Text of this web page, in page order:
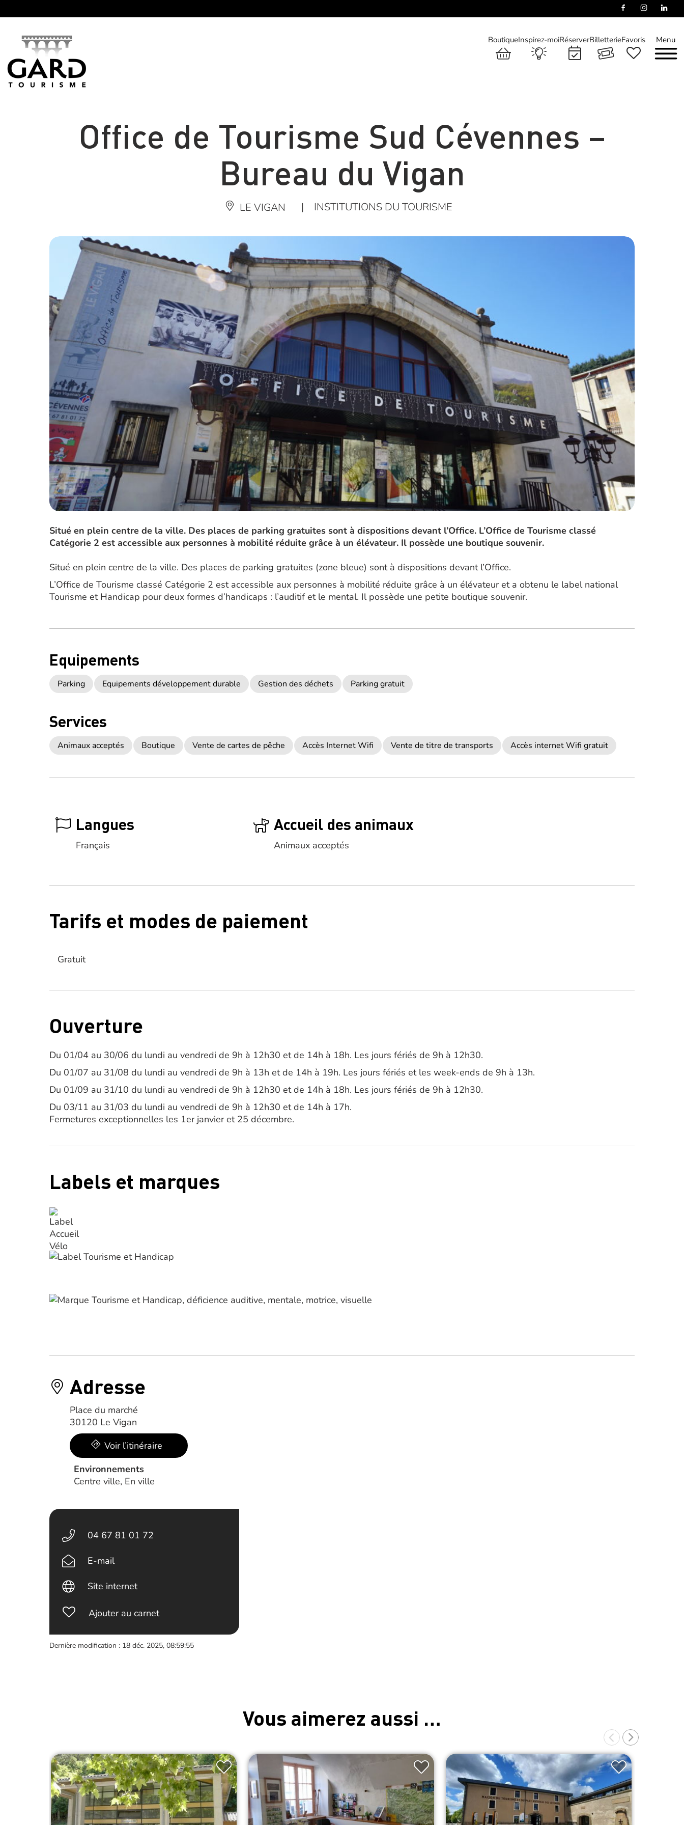
Menu
BoutiqueInspirez-moiRéserverBilletterieFavoris
Office de Tourisme Sud Cévennes –
Bureau du Vigan
LE VIGAN | INSTITUTIONS DU TOURISME
Situé en plein centre de la ville. Des places de parking gratuites sont à dispositions devant l’Office. L’Office de Tourisme classé
Catégorie 2 est accessible aux personnes à mobilité réduite grâce à un élévateur. Il possède une boutique souvenir.
Situé en plein centre de la ville. Des places de parking gratuites (zone bleue) sont à dispositions devant l’Office.
L’Office de Tourisme classé Catégorie 2 est accessible aux personnes à mobilité réduite grâce à un élévateur et a obtenu le label national
Tourisme et Handicap pour deux formes d’handicaps : l’auditif et le mental. Il possède une petite boutique souvenir.
Equipements
Parking Equipements développement durable Gestion des déchets Parking gratuit
Services
Animaux acceptés Boutique Vente de cartes de pêche Accès Internet Wifi Vente de titre de transports Accès internet Wifi gratuit
Langues
Français
Accueil des animaux
Animaux acceptés
Tarifs et modes de paiement
Gratuit
Ouverture
Du 01/04 au 30/06 du lundi au vendredi de 9h à 12h30 et de 14h à 18h. Les jours fériés de 9h à 12h30.
Du 01/07 au 31/08 du lundi au vendredi de 9h à 13h et de 14h à 19h. Les jours fériés et les week-ends de 9h à 13h.
Du 01/09 au 31/10 du lundi au vendredi de 9h à 12h30 et de 14h à 18h. Les jours fériés de 9h à 12h30.
Du 03/11 au 31/03 du lundi au vendredi de 9h à 12h30 et de 14h à 17h.
Fermetures exceptionnelles les 1er janvier et 25 décembre.
Labels et marques
Adresse
Place du marché
30120 Le Vigan
Voir l’itinéraire
Environnements
Centre ville, En ville
04 67 81 01 72
E-mail
Site internet
Ajouter au carnet
Dernière modification : 18 déc. 2025, 08:59:55
Vous aimerez aussi …